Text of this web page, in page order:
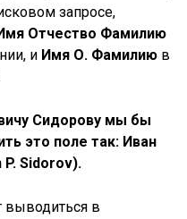
запросе,
Отчество Фамилию
и Имя О. Фамилию в
Сидорову мы бы
это поле так: Иван
Sidorov).
выводиться в